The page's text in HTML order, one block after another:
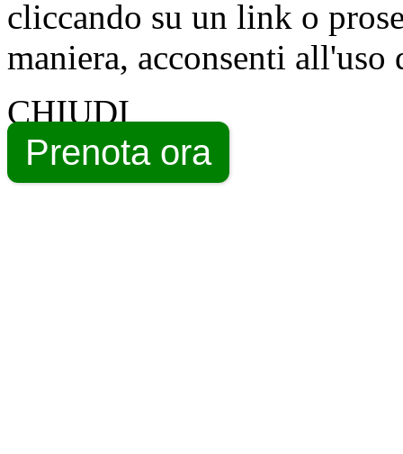
cliccando su un link o
maniera, acconsenti all'uso
CHIUDI
Prenota ora